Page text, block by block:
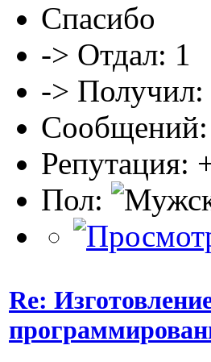
Спасибо
-> Отдал: 1
-> Получил:
Сообщений:
Репутация:
Пол:
Re: